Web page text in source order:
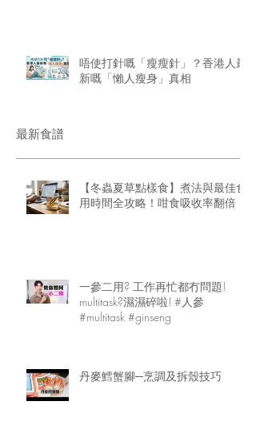
唔使打針嘅「瘦瘦針」？香港人最
新嘅「懶人瘦身」真相
最新食譜
【冬蟲夏草點樣食】煮法與最佳食
用時間全攻略！咁食吸收率翻倍
一參二用? 工作再忙都冇問題!
multitask?濕濕碎啦! #人參
#multitask #ginseng
丹麥鱈蟹腳─烹調及拆殼技巧